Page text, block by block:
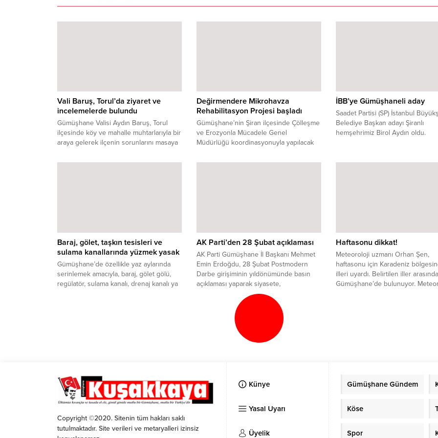
Vali Baruş, Torul’da ziyaret ve
incelemelerde bulundu
Gümüşhane Valisi Aydın Baruş, Torul
ilçesinde köy ve mahalle muhtarlarıyla bir
araya gelerek ilçenin sorunlarını masaya
izinsiz yapılaşma ile içme suyu yönetimi
Değirmendere Mikrohavza
Rehabilitasyon Projesi başladı
Gümüşhane’nin Şiran ilçesinde Çölleşme
ve Erozyonla Mücadele Genel
Müdürlüğü koordinasyonuyla yapılacak
Rehabilitasyonu Projesi başladı.
İBB’ye Gümüşhaneli aday
Saadet Partisi (SP) İstanbul
Belediye Başkan adayı Şiranlı
hemşehrimiz Birol Aydın oldu.
Baraj, gölet, taşkın tesisleri ve
sulama kanallarında yüzmek yasak
Gümüşhane’de özellikle yaz aylarında
serinlemek amacıyla, baraj, gölet gölü,
regülatör, sulama kanalı, drenaj kanalı ya
AK Parti’den 28 Şubat açıklaması
AK Parti Gümüşhane İl Başkanı Mehmet
Emin Erdoğdu, 28 Şubat Postmodern
Darbe girişiminin yıldönümünde basın
açıklaması yaparak siyasete,
demokrasiye, insan haklarına balans ayarı
vermek isteyenlere milletin balans ayarı
verdiğini söyledi.
Haftasonu dikkat!
Meteoroloji uzmanı Orhan Şen,
haftasonu için Karadeniz
illeri uyardı. Belirtilen iller arasında
Gümüşhane’de bulunuyor.
Copyright ©2020. Sitenin tüm hakları saklı
tutulmaktadır. Site verileri ve metaryalleri izinsiz
Künye
Yasal Uyarı
Üyelik
Gümüşhane Gündem
Köse
Spor